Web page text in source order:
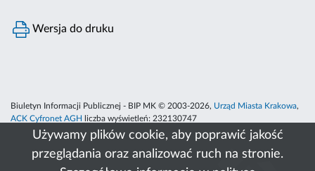
Używamy plików cookie, aby poprawić jakość
przeglądania oraz analizować ruch na stronie.
Wersja do druku
Biuletyn Informacji Publicznej - BIP MK © 2003-2026, Urząd Miasta Krakowa,
ACK Cyfronet AGH
liczba wyświetleń: 232130747